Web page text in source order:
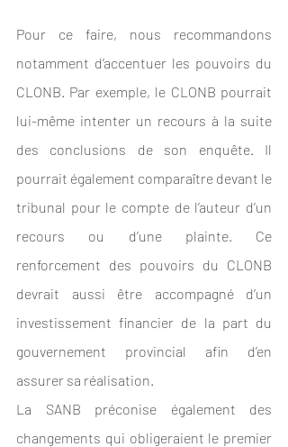
Pour ce faire, nous recommandons
notamment d’accentuer les pouvoirs du
CLONB. Par exemple, le CLONB pourrait
lui-même intenter un recours à la suite
des conclusions de son enquête. Il
pourrait également comparaître devant le
tribunal pour le compte de l’auteur d’un
recours ou d’une plainte. Ce
renforcement des pouvoirs du CLONB
devrait aussi être accompagné d’un
investissement financier de la part du
gouvernement provincial afin d’en
assurer sa réalisation.
La SANB préconise également des
changements qui obligeraient le premier